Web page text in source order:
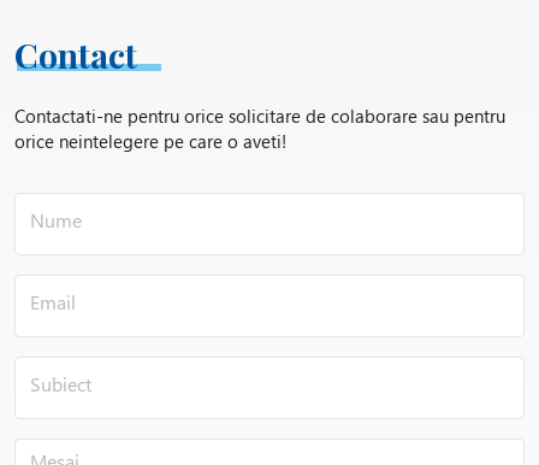
Contact
Contactati-ne pentru orice solicitare de colaborare sau pentru
orice neintelegere pe care o aveti!